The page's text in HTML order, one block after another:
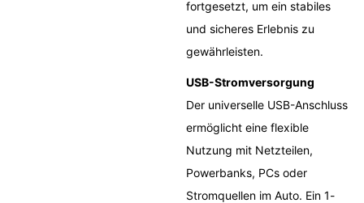
fortgesetzt, um ein stabiles
und sicheres Erlebnis zu
gewährleisten.
USB-Stromversorgung
Der universelle USB-Anschluss
ermöglicht eine flexible
Nutzung mit Netzteilen,
Powerbanks, PCs oder
Stromquellen im Auto. Ein 1-